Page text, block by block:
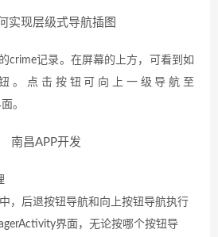
记录。在屏幕的上方，可看到如
。点击按钮可向上一级导航至
。
后退按钮导航和向上按钮导航执行
界面，无论按哪个按钮导